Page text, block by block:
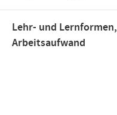
Lehr- und Lernformen,
Arbeitsaufwand